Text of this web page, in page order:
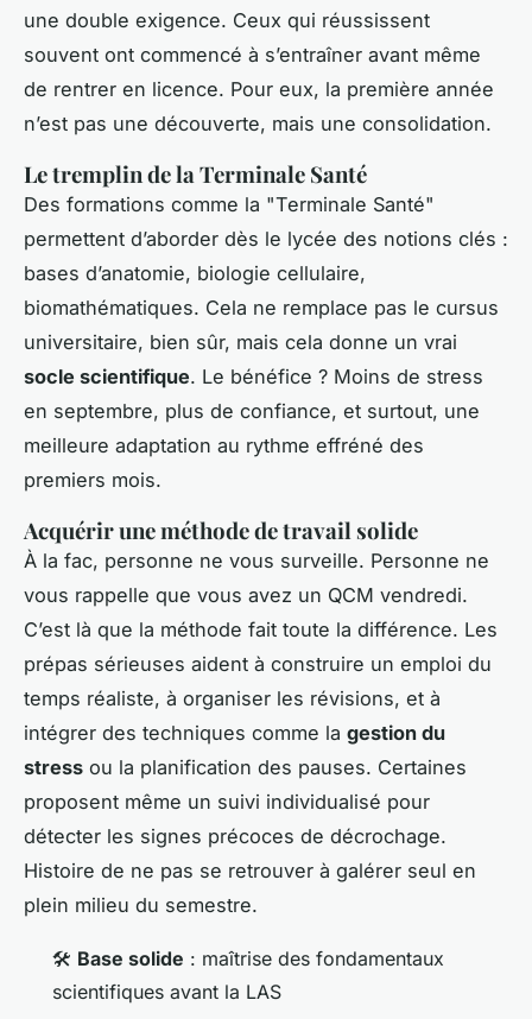
une double exigence. Ceux qui réussissent
souvent ont commencé à s’entraîner avant même
de rentrer en licence. Pour eux, la première année
n’est pas une découverte, mais une consolidation.
Le tremplin de la Terminale Santé
Des formations comme la "Terminale Santé"
permettent d’aborder dès le lycée des notions clés :
bases d’anatomie, biologie cellulaire,
biomathématiques. Cela ne remplace pas le cursus
universitaire, bien sûr, mais cela donne un vrai
socle scientifique. Le bénéfice ? Moins de stress
en septembre, plus de confiance, et surtout, une
meilleure adaptation au rythme effréné des
premiers mois.
Acquérir une méthode de travail solide
À la fac, personne ne vous surveille. Personne ne
vous rappelle que vous avez un QCM vendredi.
C’est là que la méthode fait toute la différence. Les
prépas sérieuses aident à construire un emploi du
temps réaliste, à organiser les révisions, et à
intégrer des techniques comme la gestion du
stress ou la planification des pauses. Certaines
proposent même un suivi individualisé pour
détecter les signes précoces de décrochage.
Histoire de ne pas se retrouver à galérer seul en
plein milieu du semestre.
🛠️ Base solide : maîtrise des fondamentaux
scientifiques avant la LAS